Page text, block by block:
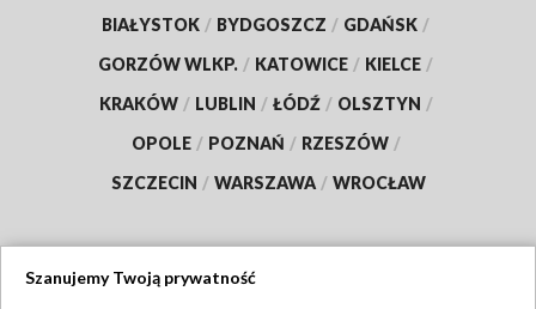
BIAŁYSTOK / BYDGOSZCZ / GDAŃSK /
GORZÓW WLKP. / KATOWICE / KIELCE /
KRAKÓW / LUBLIN / ŁÓDŹ / OLSZTYN /
OPOLE / POZNAŃ / RZESZÓW /
SZCZECIN / WARSZAWA / WROCŁAW
Szanujemy Twoją prywatność